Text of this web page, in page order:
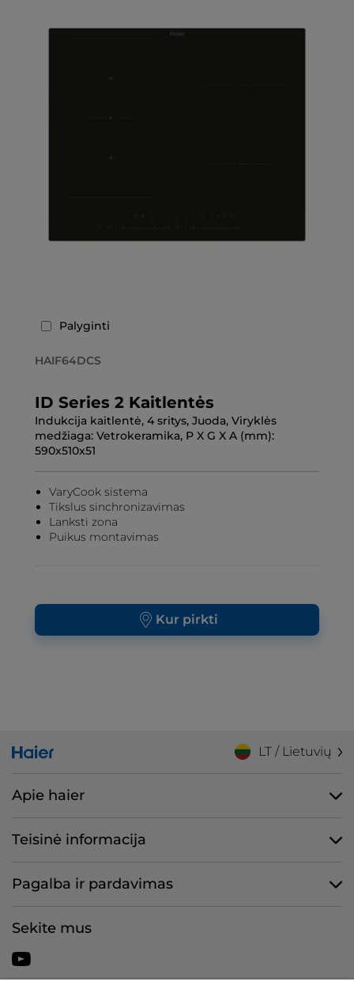
Palyginti
HAIF64DCS
ID Series 2 Kaitlentės
Indukcija kaitlentė, 4 sritys, Juoda, Viryklės
medžiaga: Vetrokeramika, P X G X A (mm):
590x510x51
VaryCook sistema
Tikslus sinchronizavimas
Lanksti zona
Puikus montavimas
Kur pirkti
LT / Lietuvių
Apie haier
Teisinė informacija
Pagalba ir pardavimas
Sekite mus